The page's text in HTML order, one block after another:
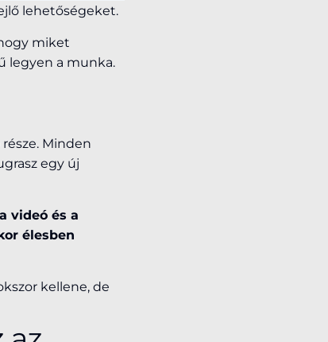
lehetőségeket.
miket
legyen a munka.
Minden
egy új
videó és a
élesben
kellene, de